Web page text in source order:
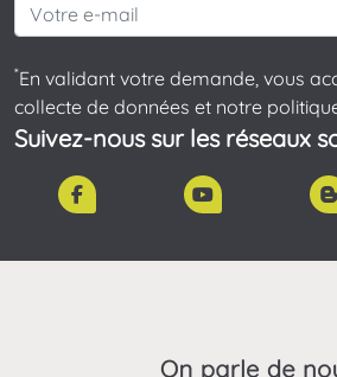
*En validant votre demande, vous
collecte de données et notre
Suivez-nous sur les réseaux